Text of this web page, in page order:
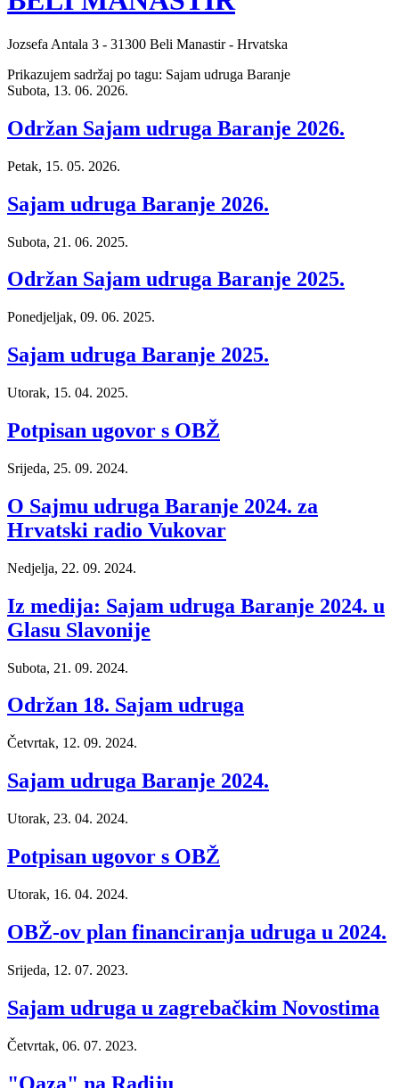
Jozsefa Antala 3 - 31300 Beli Manastir - Hrvatska
Prikazujem sadržaj po tagu: Sajam udruga Baranje
Subota, 13. 06. 2026.
Održan Sajam udruga Baranje 2026.
Petak, 15. 05. 2026.
Sajam udruga Baranje 2026.
Subota, 21. 06. 2025.
Održan Sajam udruga Baranje 2025.
Ponedjeljak, 09. 06. 2025.
Sajam udruga Baranje 2025.
Utorak, 15. 04. 2025.
Potpisan ugovor s OBŽ
Srijeda, 25. 09. 2024.
O Sajmu udruga Baranje 2024. za
Hrvatski radio Vukovar
Nedjelja, 22. 09. 2024.
Iz medija: Sajam udruga Baranje 2024. u
Glasu Slavonije
Subota, 21. 09. 2024.
Održan 18. Sajam udruga
Četvrtak, 12. 09. 2024.
Sajam udruga Baranje 2024.
Utorak, 23. 04. 2024.
Potpisan ugovor s OBŽ
Utorak, 16. 04. 2024.
OBŽ-ov plan financiranja udruga u 2024.
Srijeda, 12. 07. 2023.
Sajam udruga u zagrebačkim Novostima
Četvrtak, 06. 07. 2023.
"Oaza" na Radiju